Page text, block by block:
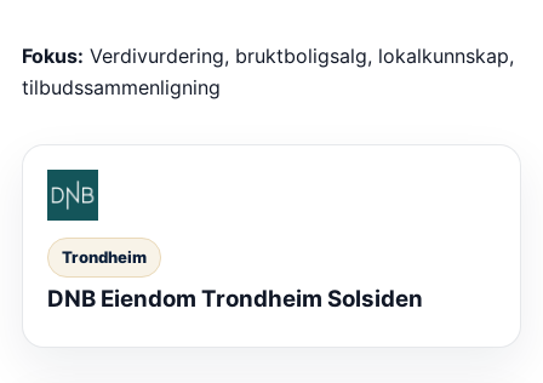
Fokus: Verdivurdering, bruktboligsalg, lokalkunnskap,
tilbudssammenligning
Trondheim
DNB Eiendom Trondheim Solsiden